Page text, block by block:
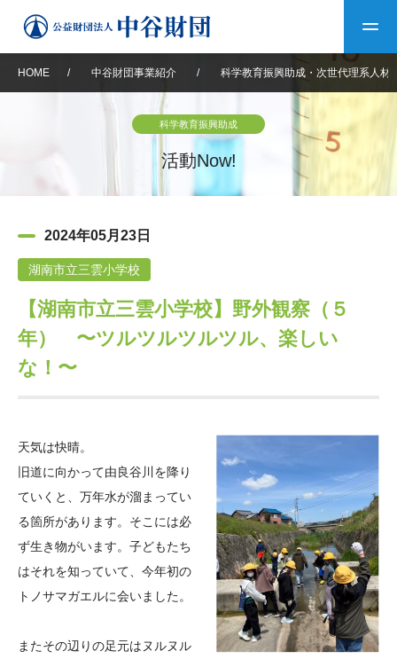
中谷財団について
設立趣意書
沿革 40年史デジタルブック
中谷財団40年史
年報一覧 中谷財団レポート
中谷財団事業紹介
神戸賞 長期大型研究助成
研究助成
科学教育振興助成・
次世代理系人材育成プ
ログラム助成
中谷財団動画紹介
その他情報
その他情報
アクセス
サイトマップ 中谷財団アーカイブ
日本語 マイページ
HOME / 中谷財団事業紹介 / 科学教育振興助成・次世代理系人材
科学教育振興助成
活動Now!
2024年05月23日
湖南市立三雲小学校
【湖南市立三雲小学校】野外観察（５
年） 〜ツルツルツルツル、楽しい
な！〜
天気は快晴。
旧道に向かって由良谷川を降り
ていくと、万年水が溜まってい
る箇所があります。そこには必
ず生き物がいます。子どもたち
はそれを知っていて、今年初の
トノサマガエルに会いました。
またその辺りの足元はヌルヌル